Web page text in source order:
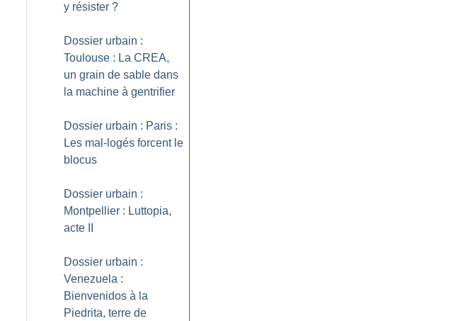
y résister ?
Dossier urbain :
Toulouse : La CREA,
un grain de sable dans
la machine à gentrifier
Dossier urbain : Paris :
Les mal-logés forcent le
blocus
Dossier urbain :
Montpellier : Luttopia,
acte II
Dossier urbain :
Venezuela :
Bienvenidos à la
Piedrita, terre de